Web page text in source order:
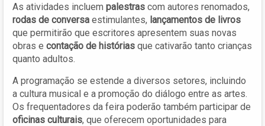
As atividades incluem palestras com autores renomados,
rodas de conversa estimulantes, lançamentos de livros
que permitirão que escritores apresentem suas novas
obras e contação de histórias que cativarão tanto crianças
quanto adultos.
A programação se estende a diversos setores, incluindo
a cultura musical e a promoção do diálogo entre as artes.
Os frequentadores da feira poderão também participar de
oficinas culturais, que oferecem oportunidades para